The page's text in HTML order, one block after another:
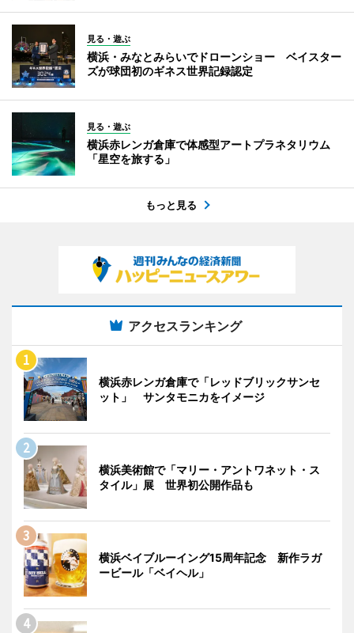
見る・遊ぶ
横浜・みなとみらいでドローンショー ベイスター
ズが球団初のギネス世界記録認定
見る・遊ぶ
横浜赤レンガ倉庫で体感型アートプラネタリウム
「星空を旅する」
もっと見る
アクセスランキング
横浜赤レンガ倉庫で「レッドブリックサンセ
ット」 サンタモニカをイメージ
横浜美術館で「マリー・アントワネット・ス
タイル」展 世界初公開作品も
横浜ベイブルーイング15周年記念 新作ラガ
ービール「ベイヘル」